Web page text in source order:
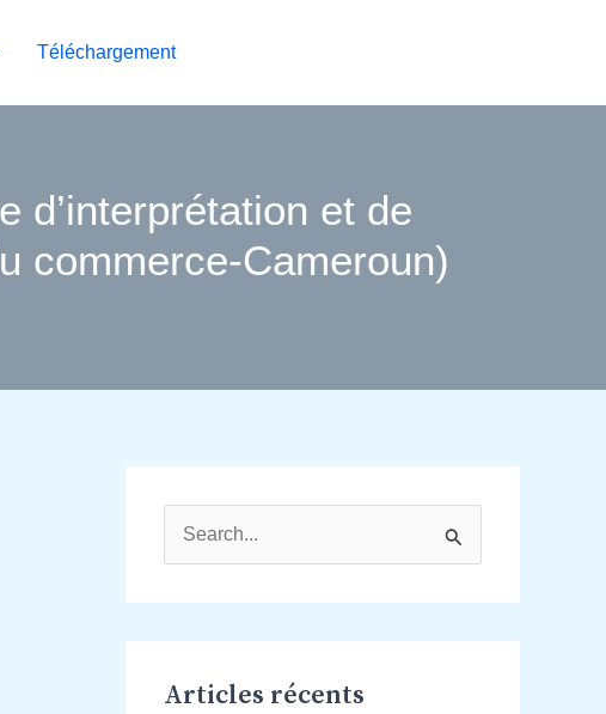
Téléchargement
d’interprétation et de
commerce-Cameroun)
e
Articles récents